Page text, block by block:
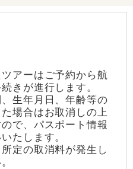
アーはご予約から航
きが進行します。
生年月日、年齢等の
場合はお取消しの上
で、パスポート情報
たします。
定の取消料が発生し